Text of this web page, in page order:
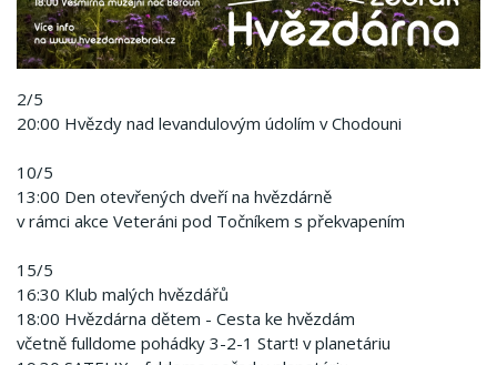
2/5
20:00 Hvězdy nad levandulovým údolím v Chodouni
10/5
13:00 Den otevřených dveří na hvězdárně
v rámci akce Veteráni pod Točníkem s překvapením
15/5
16:30 Klub malých hvězdářů
18:00 Hvězdárna dětem - Cesta ke hvězdám
včetně fulldome pohádky 3-2-1 Start! v planetáriu